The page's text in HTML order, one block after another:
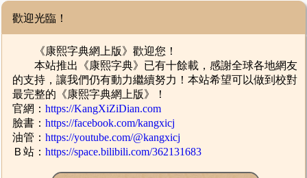
歡迎光臨！
《康熙字典網上版》歡迎您！
本站推出《康熙字典》已有十餘載，感謝全球各地網友
的支持，讓我們仍有動力繼續努力！本站希望可以做到校對
最完整的《康熙字典網上版》！
官網：https://KangXiZiDian.com
臉書：https://facebook.com/kangxicj
油管：https://youtube.com/@kangxicj
Ｂ站：https://space.bilibili.com/362131683